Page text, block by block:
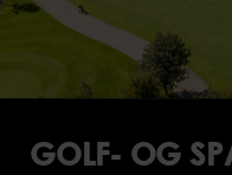
GOLF- OG